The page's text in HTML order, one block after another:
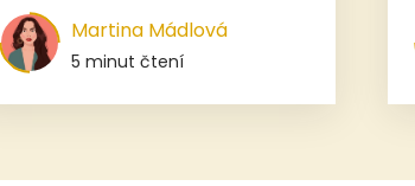
Martina Mádlová
5 minut čtení